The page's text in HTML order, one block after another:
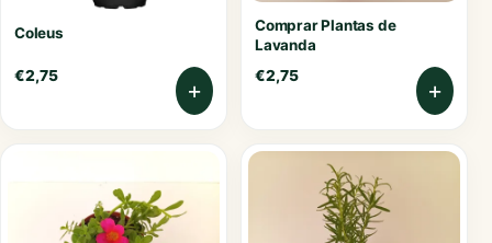
Coleus
€2,75
+
Comprar Plantas de
Lavanda
€2,75
+